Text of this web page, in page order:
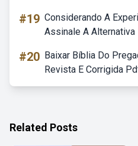
#19 Considerando A
Assinale A Alternativa
#20 Baixar Bíblia Do
Revista E Corrigida
Related Posts